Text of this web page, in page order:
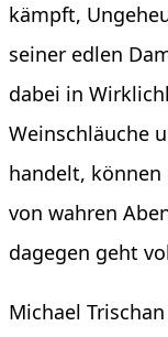
kämpft,
seiner edlen
dabei in
Weinschläuche
handelt,
von wahren
dagegen geht
Michael